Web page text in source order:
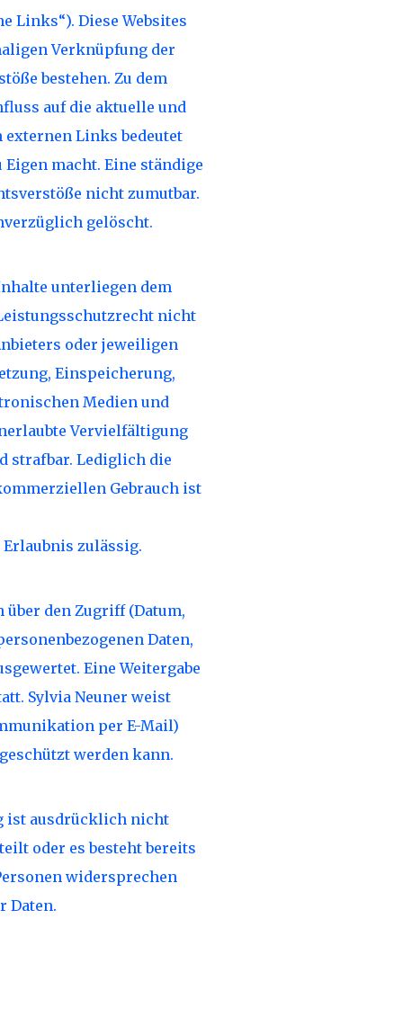
Links“). Diese Websites
Verknüpfung der
bestehen. Zu dem
auf die aktuelle und
externen Links bedeutet
macht. Eine ständige
nicht zumutbar.
gelöscht.
unterliegen dem
nicht
oder jeweiligen
Einspeicherung,
Medien und
Vervielfältigung
strafbar. Lediglich die
Gebrauch ist
zulässig.
den Zugriff (Datum,
Daten,
Eine Weitergabe
Sylvia Neuner weist
per E-Mail)
werden kann.
ist ausdrücklich nicht
oder es besteht bereits
widersprechen
Daten.